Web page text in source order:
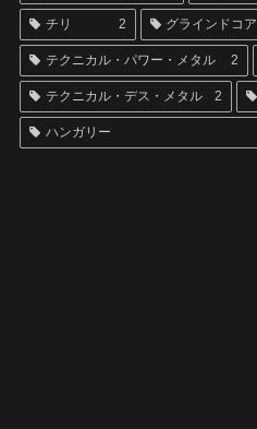
チリ 2 グラインドコア
テクニカル・パワー・メタル 2
テクニカル・デス・メタル 2
ハンガリー